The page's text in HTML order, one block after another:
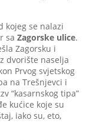
kojeg se nalazi
sa Zagorske ulice.
Zagorsku i
dvorište naselja
Prvog svjetskog
na Trešnjevci i
“kasarnskog tipa”
kućice koje su
iako su, eto,